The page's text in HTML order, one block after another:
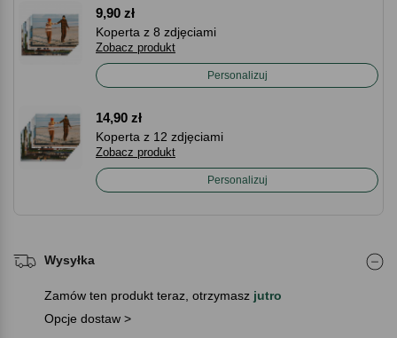
9,90 zł
Koperta z 8 zdjęciami
Zobacz produkt
Personalizuj
14,90 zł
Koperta z 12 zdjęciami
Zobacz produkt
Personalizuj
Wysyłka
Zamów ten produkt teraz, otrzymasz jutro
Opcje dostaw >